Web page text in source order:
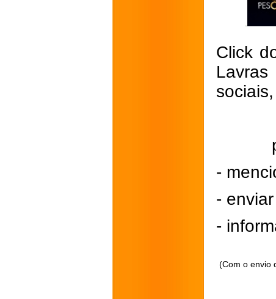
Click
-
-
-
(Com o envio